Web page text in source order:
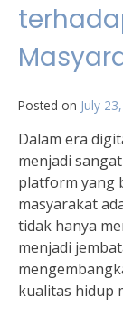
Posted on July
Dalam era
menjadi
platform yang
masyarakat
tidak hanya
menjadi
kualitas hidup